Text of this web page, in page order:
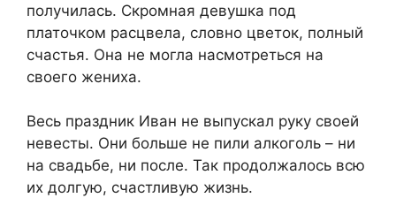
получилась. Скромная девушка под
платочком расцвела, словно цветок, полный
счастья. Она не могла насмотреться на
своего жениха.
Весь праздник Иван не выпускал руку своей
невесты. Они больше не пили алкоголь – ни
на свадьбе, ни после. Так продолжалось всю
их долгую, счастливую жизнь.